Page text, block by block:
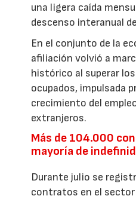
una ligera caída
descenso interanual
En el conjunto de la
afiliación volvió a
histórico al superar
ocupados, impulsada
crecimiento del
extranjeros.
Más de 104.000
mayoría de
Durante julio se
contratos en el sector